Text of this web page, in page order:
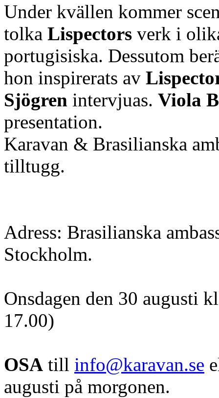
Under kvällen kommer
tolka Lispectors verk i
portugisiska. Dessutom
hon inspirerats av
Sjögren intervjuas. Viola
presentation.
Karavan & Brasilianska
tilltugg.
Adress: Brasilianska
Stockholm.
Onsdagen den 30 augusti
17.00)
OSA till info@karavan.se
augusti på morgonen.